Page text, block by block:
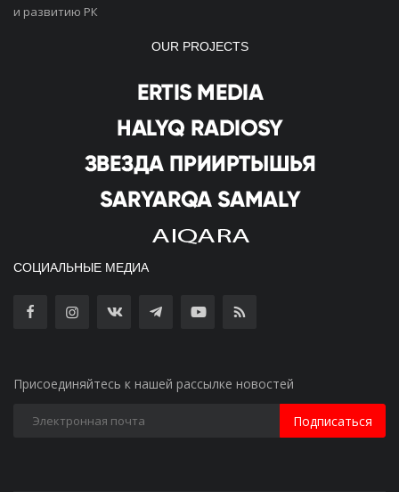
и развитию РК
OUR PROJECTS
СОЦИАЛЬНЫЕ МЕДИА
Присоединяйтесь к нашей рассылке новостей
Подписаться